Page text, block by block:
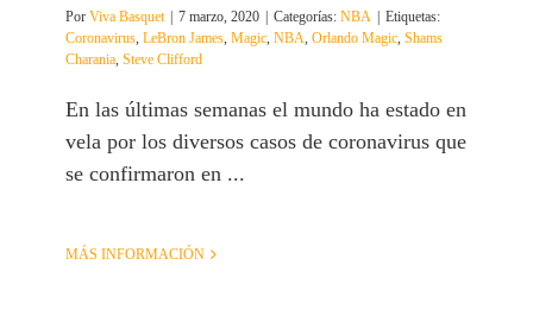
Por Viva Basquet | 7 marzo, 2020 | Categorías: NBA | Etiquetas:
Coronavirus LeBron James Magic NBA Orlando Magic Shams
Charania Steve Clifford
En las últimas semanas el mundo ha estado en
vela por los diversos casos de coronavirus que
se confirmaron en ...
MÁS INFORMACIÓN